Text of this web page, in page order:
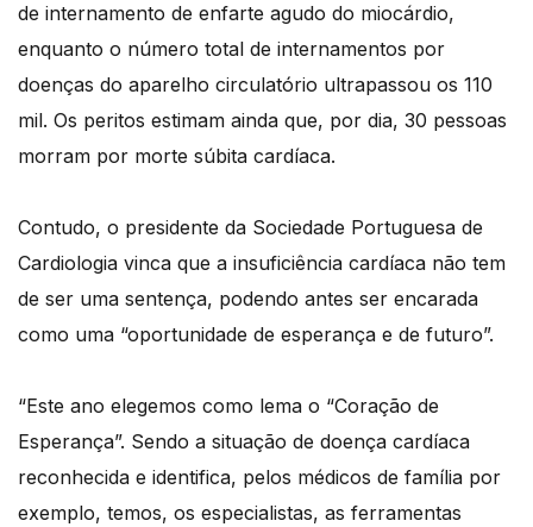
de internamento de enfarte agudo do miocárdio,
enquanto o número total de internamentos por
doenças do aparelho circulatório ultrapassou os 110
mil. Os peritos estimam ainda que, por dia, 30 pessoas
morram por morte súbita cardíaca.
Contudo, o presidente da Sociedade Portuguesa de
Cardiologia vinca que a insuficiência cardíaca não tem
de ser uma sentença, podendo antes ser encarada
como uma “oportunidade de esperança e de futuro”.
“Este ano elegemos como lema o “Coração de
Esperança”. Sendo a situação de doença cardíaca
reconhecida e identifica, pelos médicos de família por
exemplo, temos, os especialistas, as ferramentas